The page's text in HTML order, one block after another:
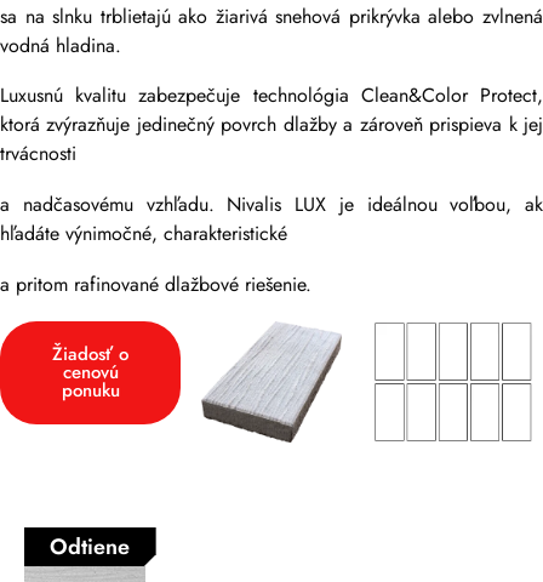
sa na slnku trblietajú ako žiarivá snehová prikrývka alebo zvlnená
vodná hladina.
Luxusnú kvalitu zabezpečuje technológia Clean&Color Protect,
ktorá zvýrazňuje jedinečný povrch dlažby a zároveň prispieva k jej
trvácnosti
a nadčasovému vzhľadu. Nivalis LUX je ideálnou voľbou, ak
hľadáte výnimočné, charakteristické
a pritom rafinované dlažbové riešenie.
Žiadosť o
cenovú
ponuku
Odtiene